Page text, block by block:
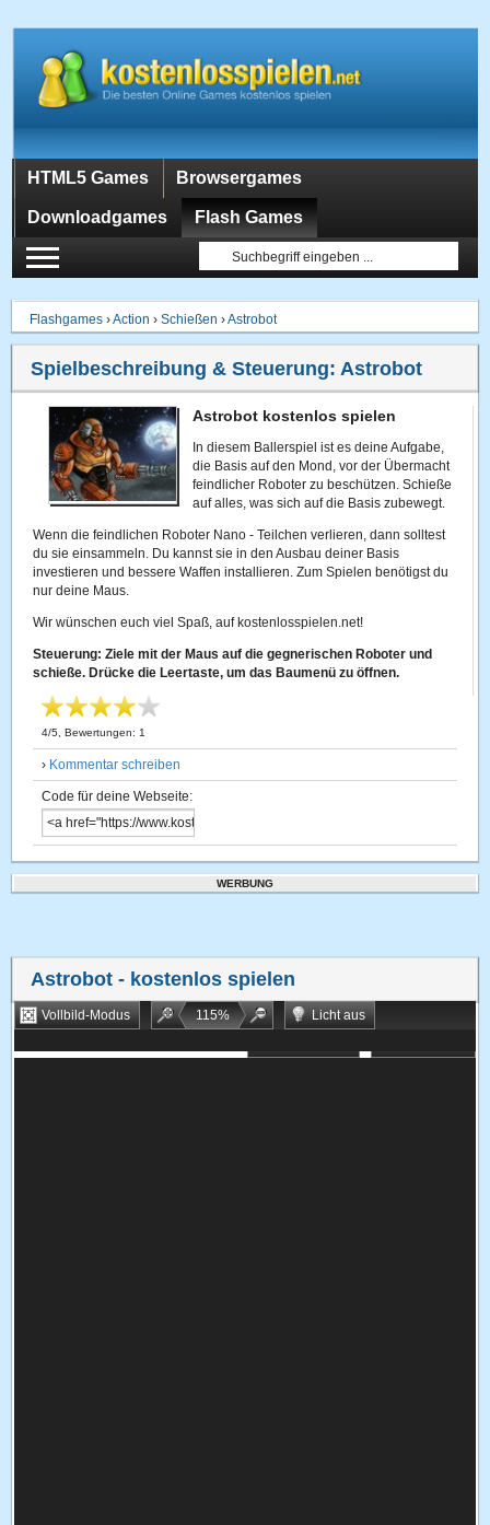
HTML5 Games Browsergames
Downloadgames Flash Games
Flashgames ›Action ›Schießen ›Astrobot
Spielbeschreibung & Steuerung:Astrobot
Astrobot kostenlos spielen
In diesem Ballerspiel ist es deine Aufgabe,
die Basis auf den Mond, vor der Übermacht
feindlicher Roboter zu beschützen. Schieße
auf alles, was sich auf die Basis zubewegt.
Wenn die feindlichen Roboter Nano - Teilchen verlieren, dann solltest
du sie einsammeln. Du kannst sie in den Ausbau deiner Basis
investieren und bessere Waffen installieren. Zum Spielen benötigst du
nur deine Maus.
Wir wünschen euch viel Spaß, auf kostenlosspielen.net!
Steuerung: Ziele mit der Maus auf die gegnerischen Roboter und
schieße. Drücke die Leertaste, um das Baumenü zu öffnen.
4/5 , Bewertungen: 1
› Kommentar schreiben
Code für deine Webseite:
WERBUNG
Astrobot - kostenlos spielen
Vollbild-Modus 115%
Licht aus